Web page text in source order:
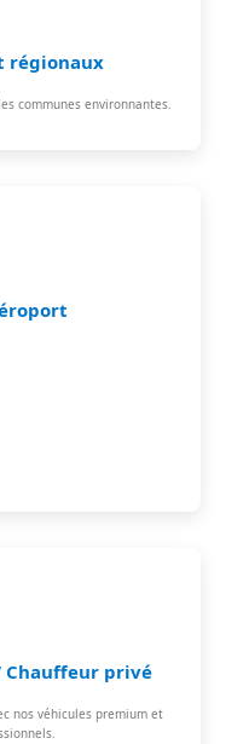
régionaux
communes environnantes.
Chauffeur privé
nos véhicules premium et